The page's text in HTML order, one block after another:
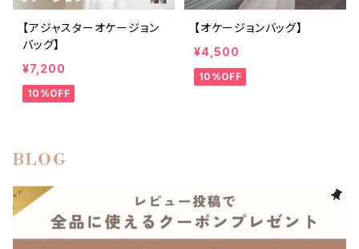
【アジャスターオケージョン
バッグ】
¥7,200
10%OFF
【オケージョンバッグ】
¥4,500
10%OFF
BLOG